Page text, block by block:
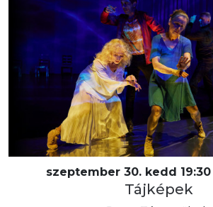
szeptember 30. kedd 19:30
Tájképek